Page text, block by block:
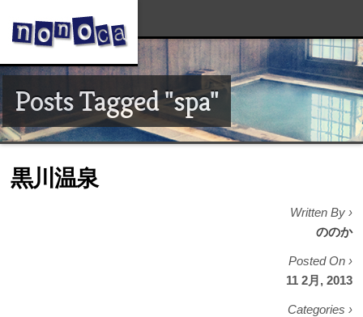
Posts Tagged "spa"
黒川温泉
Written By ›
ののか
Posted On ›
11 2月, 2013
Categories ›